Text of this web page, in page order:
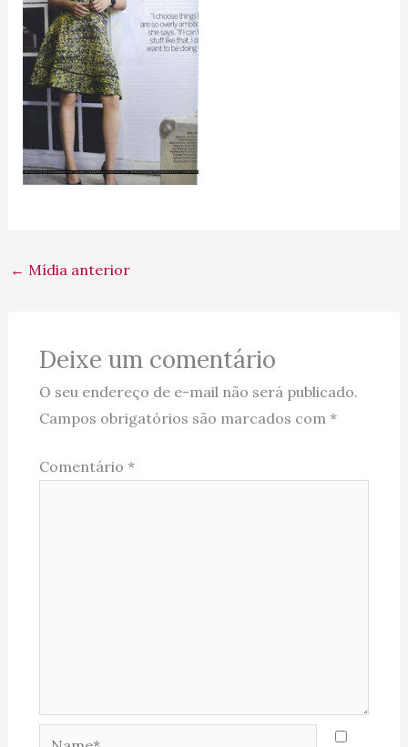
← Mídia anterior
Deixe um comentário
O seu endereço de e-mail não será publicado.
Campos obrigatórios são marcados com *
Comentário *
Name*